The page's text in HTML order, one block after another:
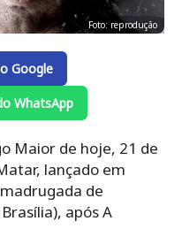
Foto: reprodução
Google
WhatsApp
Maior de hoje, 21 de
lançado em
de
após A